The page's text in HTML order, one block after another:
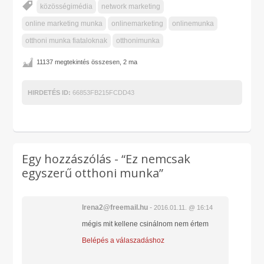
közösségimédia network marketing
online marketing munka onlinemarketing onlinemunka
otthoni munka fiataloknak otthonimunka
11137 megtekintés összesen, 2 ma
HIRDETÉS ID:66853FB215FCDD43
Egy hozzászólás -“Ez nemcsak
egyszerű otthoni munka”
lrena2@freemail.hu -2016.01.11. @ 16:14
mégis mit kellene csinálnom nem értem
Belépés a válaszadáshoz